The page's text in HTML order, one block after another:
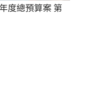
度總預算案 第